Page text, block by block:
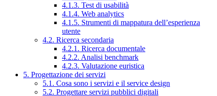
4.1.3. Test di usabilità
4.1.4. Web analytics
4.1.5. Strumenti di mappatura dell’esperienza
utente
4.2. Ricerca secondaria
4.2.1. Ricerca documentale
4.2.2. Analisi benchmark
4.2.3. Valutazione euristica
5. Progettazione dei servizi
5.1. Cosa sono i servizi e il service design
5.2. Progettare servizi pubblici digitali